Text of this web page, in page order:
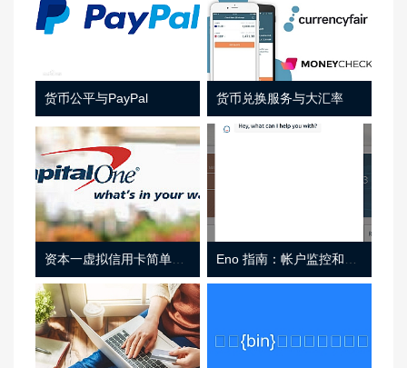
货币公平与PayPal 货币兑换服务与大汇率
资本一虚拟信用卡简单介绍